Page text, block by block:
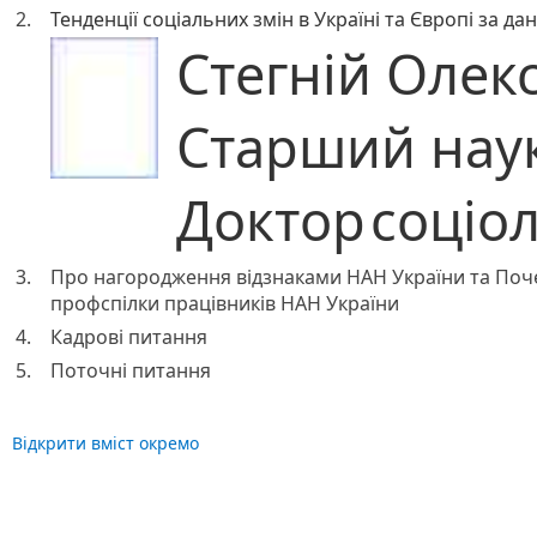
2. Тенденції соціальних змін в Україні та Європі за
Стегній
Старший
Доктор
3.
Про нагородження відзнаками НАН України та
профспілки працівників НАН України
4.
Кадрові питання
5.
Поточні питання
Відкрити вміст окремо